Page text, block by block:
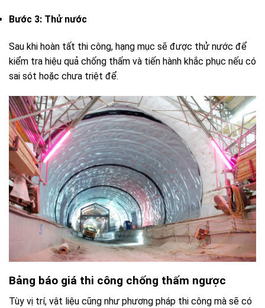
Bước 3: Thử nước
Sau khi hoàn tất thi công, hạng mục sẽ được thử nước để
kiểm tra hiệu quả chống thấm và tiến hành khắc phục nếu có
sai sót hoặc chưa triệt để.
Bảng báo giá thi công chống thấm ngược
Tùy vị trí, vật liệu cũng như phương pháp thi công mà sẽ có